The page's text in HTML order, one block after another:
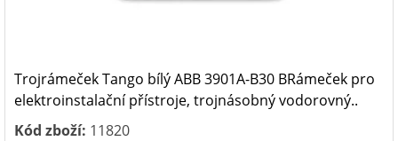
Trojrámeček Tango bílý ABB 3901A-B30 BRámeček pro
elektroinstalační přístroje, trojnásobný vodorovný..
Kód zboží: 11820